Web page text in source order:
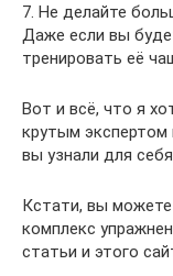
7. Не делайте
Даже если вы
тренировать её
Вот и всё, что я
крутым экспертом
вы узнали для
Кстати, вы
комплекс
статьи и этого